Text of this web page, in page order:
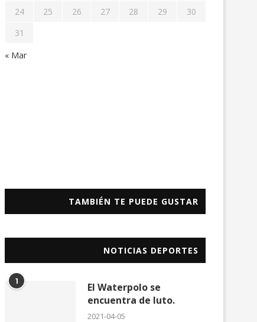
24
25 26 27 28 29
30
31
« Mar
TAMBIÉN TE PUEDE GUSTAR
NOTICIAS DEPORTES
1
El Waterpolo se
encuentra de luto.
2021-04-05